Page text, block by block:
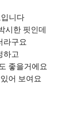
니다
시한 핏인데
라구요
하고
좋을거에요
어 보여요